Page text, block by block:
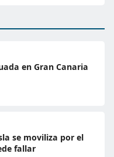
en Gran Canaria
se moviliza por el
fallar